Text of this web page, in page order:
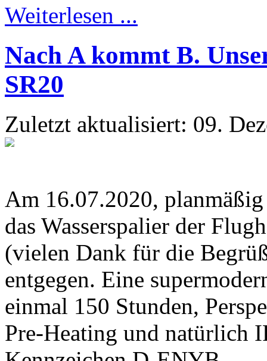
Weiterlesen ...
Nach A kommt B.
SR20
Zuletzt aktualisiert: 09.
Am 16.07.2020,
das Wasserspalier der
(vielen Dank für die
entgegen. Eine
einmal 150 Stunden,
Pre-Heating und natürlich